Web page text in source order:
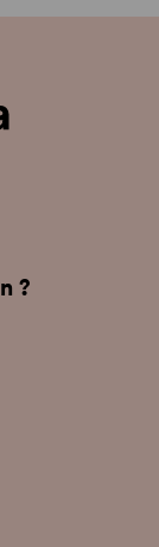
?